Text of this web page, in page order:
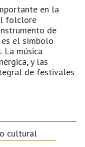
en la
folclore
de
el símbolo
La música
y las
de festivales
cultural